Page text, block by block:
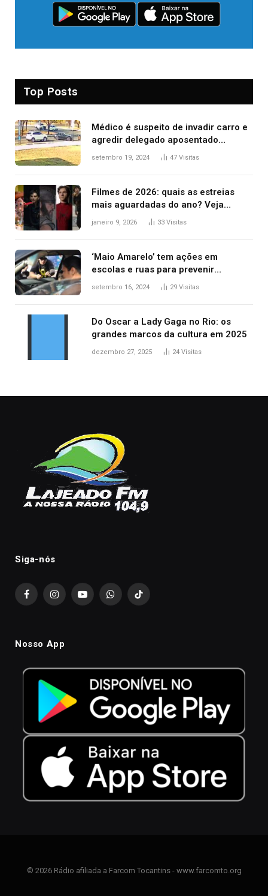
Top Posts
Médico é suspeito de invadir carro e
agredir delegado aposentado
durante confusão no trânsito
setembro 19, 2024 47 Visitas
Filmes de 2026: quais as estreias
mais aguardadas do ano? Veja
principais lançamentos do cinema
janeiro 9, 2026 33 Visitas
‘Maio Amarelo’ tem ações em
escolas e ruas para prevenir
acidentes no trânsito no AP
setembro 16, 2024 29 Visitas
Do Oscar a Lady Gaga no Rio: os
grandes marcos da cultura em 2025
dezembro 27, 2025 24 Visitas
Siga-nós
FacebookInstagramYouTubeWhatsAppTikTok
Nosso App
© 2026 Rádio afiliada a Farcom Tocantins - www.farcomto.org